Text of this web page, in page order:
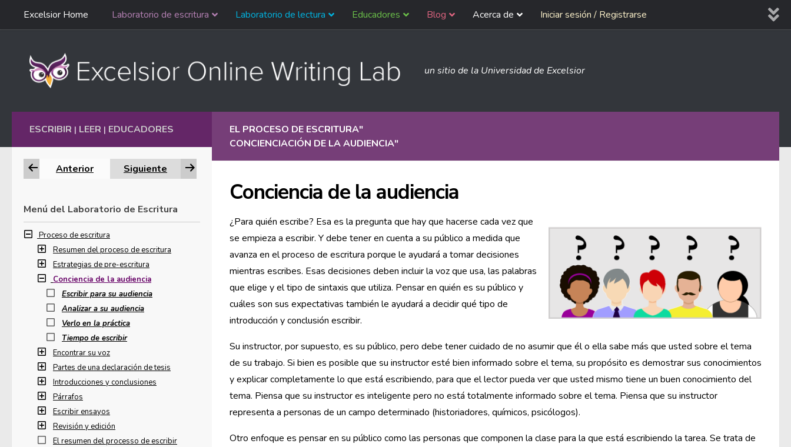
Ir al contenido
navegación
Excelsior Home Laboratorio de escritura Laboratorio de lectura Educadores Blog Acerca de Iniciar sesión / Registrarse
un sitio de la Universidad de Excelsior
EL PROCESO DE ESCRITURA"
CONCIENCIACIÓN DE LA AUDIENCIA"
Conciencia de la audiencia
¿Para quién escribe? Esa es la pregunta que hay que hacerse cada vez que
se empieza a escribir. Y debe tener en cuenta a su público a medida que
avanza en el proceso de escritura porque le ayudará a tomar decisiones
mientras escribes. Esas decisiones deben incluir la voz que usa, las palabras
que elige y el tipo de sintaxis que utiliza. Pensar en quién es su público y
cuáles son sus expectativas también le ayudará a decidir qué tipo de
introducción y conclusión escribir.
Su instructor, por supuesto, es su público, pero debe tener cuidado de no asumir que él o ella sabe más que usted sobre el tema
de su trabajo. Si bien es posible que su instructor esté bien informado sobre el tema, su propósito es demostrar sus conocimientos
y explicar completamente lo que está escribiendo, para que el lector pueda ver que usted mismo tiene un buen conocimiento del
tema. Piensa que su instructor es inteligente pero no está totalmente informado sobre el tema. Piensa que su instructor
representa a personas de un campo determinado (historiadores, químicos, psicólogos).
Otro enfoque es pensar en su público como las personas que componen la clase para la que está escribiendo la tarea. Se trata de
ESCRIBIR | LEER | EDUCADORES
Anterior Siguiente
Menú del Laboratorio de Escritura
Proceso de escritura
Resumen del proceso de escritura
Estrategias de pre-escritura
Conciencia de la audiencia
Escribir para su audiencia
Analizar a su audiencia
Verlo en la práctica
Tiempo de escribir
Encontrar su voz
Partes de una declaración de tesis
Introducciones y conclusiones
Párrafos
Escribir ensayos
Revisión y edición
El resumen del processo de escribir